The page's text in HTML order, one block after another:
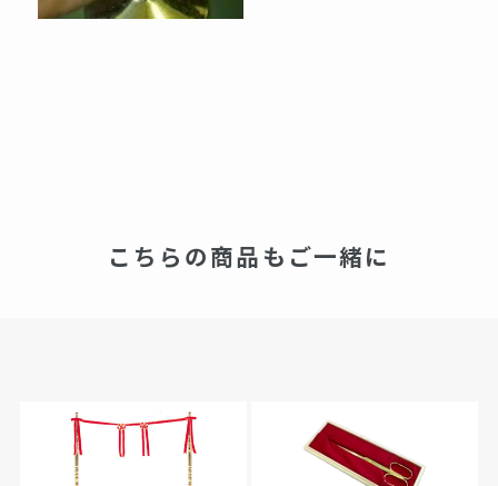
こちらの商品もご一緒に